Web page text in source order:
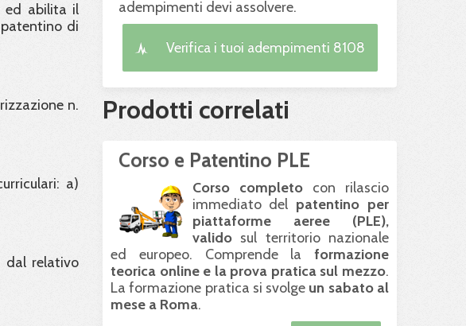
ed abilita il
di
n.
a)
dal relativo
adempimenti devi assolvere.
Verifica i tuoi adempimenti 8108
Prodotti correlati
Corso e Patentino PLE
Corso completocon rilascio
immediato del patentino per
piattaforme aeree (PLE),
validosul territorio nazionale
ed europeo. Comprende la formazione
teorica online e la prova pratica sul mezzo.
La formazione pratica si svolge un sabato al
mese a Roma.